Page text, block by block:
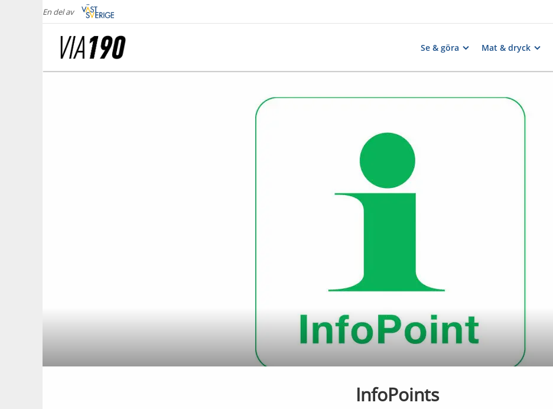
En del av
Se & göra Mat & dryck
InfoPoints